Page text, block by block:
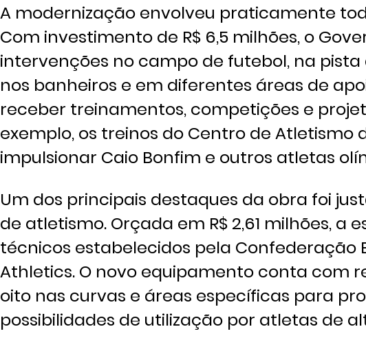
A modernização envolveu praticamente
Com investimento de R$ 6,5 milhões, o
intervenções no campo de futebol, na
nos banheiros e em diferentes áreas de
receber treinamentos, competições e
exemplo, os treinos do Centro de Atletismo
impulsionar Caio Bonfim e outros atletas
Um dos principais destaques da obra foi
de atletismo. Orçada em R$ 2,61 milhões,
técnicos estabelecidos pela Confederação
Athletics. O novo equipamento conta com
oito nas curvas e áreas específicas para
possibilidades de utilização por atletas de